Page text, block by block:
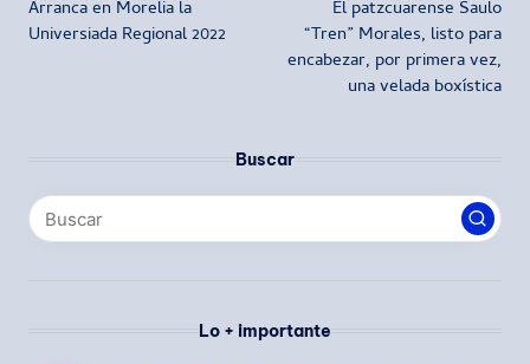
de
Arranca en Morelia la
Universiada Regional 2022
El patzcuarense Saulo
“Tren” Morales, listo para
encabezar, por primera vez,
una velada boxística
Buscar
Lo + importante